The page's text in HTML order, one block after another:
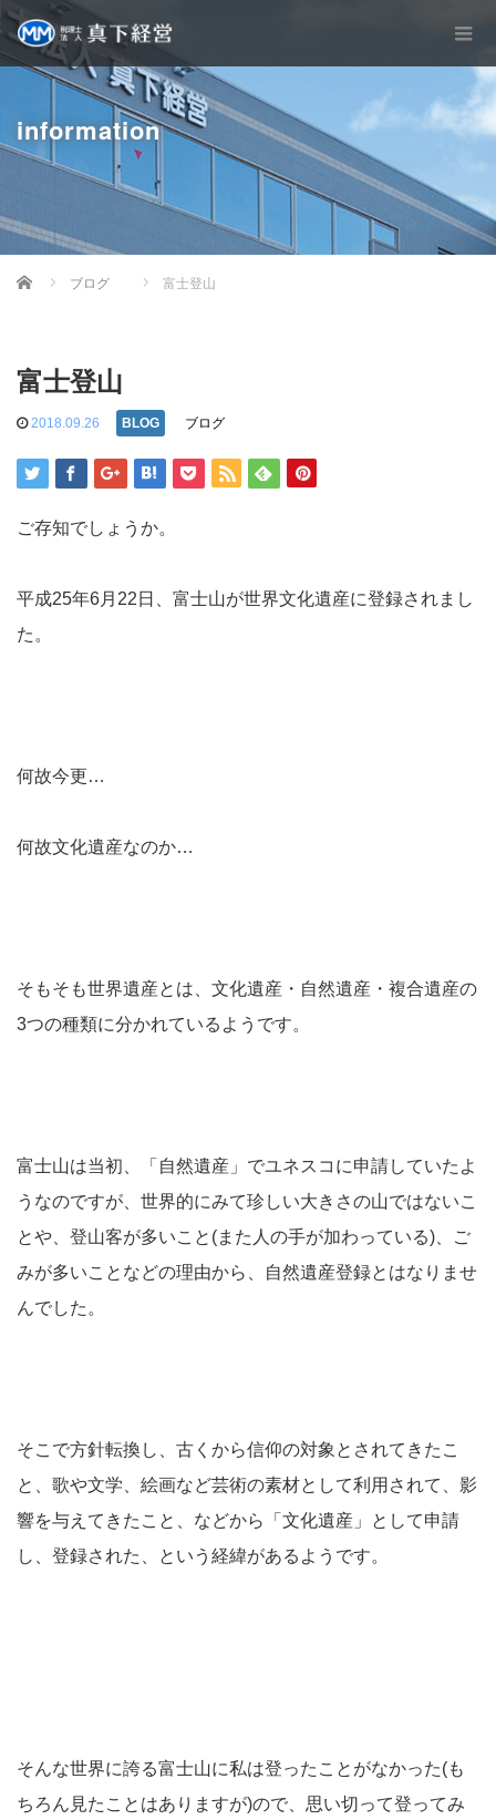
information
Home ブログ 富士登山
富士登山
2018.09.26 ブログ
ご存知でしょうか。
平成25年6月22日、富士山が世界文化遺産に登録されまし
た。
何故今更…
何故文化遺産なのか…
そもそも世界遺産とは、文化遺産・自然遺産・複合遺産の
3つの種類に分かれているようです。
富士山は当初、「自然遺産」でユネスコに申請していたよ
うなのですが、世界的にみて珍しい大きさの山ではないこ
とや、登山客が多いこと(また人の手が加わっている)、ご
みが多いことなどの理由から、自然遺産登録とはなりませ
んでした。
そこで方針転換し、古くから信仰の対象とされてきたこ
と、歌や文学、絵画など芸術の素材として利用されて、影
響を与えてきたこと、などから「文化遺産」として申請
し、登録された、という経緯があるようです。
そんな世界に誇る富士山に私は登ったことがなかった(も
ちろん見たことはありますが)ので、思い切って登ってみ